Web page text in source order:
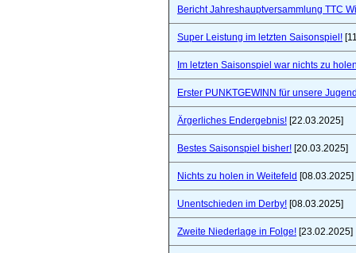
Bericht Jahreshauptversammlung TTC
Super Leistung im letzten Saisonspiel!
Im letzten Saisonspiel war nichts zu
Erster PUNKTGEWINN für unsere
Ärgerliches Endergebnis! [22.03.2025]
Bestes Saisonspiel bisher! [20.03.2025]
Nichts zu holen in Weitefeld [08.03.2025]
Unentschieden im Derby! [08.03.2025]
Zweite Niederlage in Folge! [23.02.2025]